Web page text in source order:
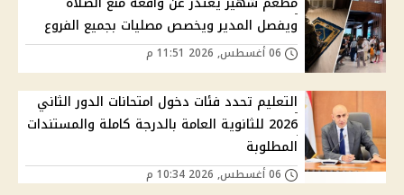
ويفصل المدير ويخصص مصليات بجميع الفروع
التعليم تحدد فئات دخول امتحانات الدور الثاني
2026 للثانوية العامة بالدرجة كاملة والمستندات
المطلوبة